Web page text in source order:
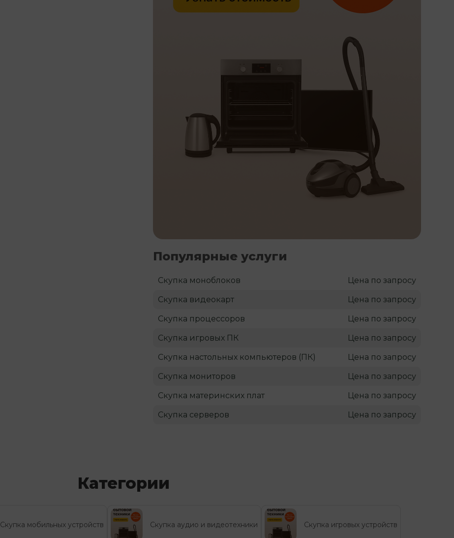
Популярные услуги
Скупка моноблоков Цена по запросу
Скупка видеокарт Цена по запросу
Скупка процессоров Цена по запросу
Скупка игровых ПК Цена по запросу
Скупка настольных компьютеров (ПК) Цена по запросу
Скупка мониторов Цена по запросу
Скупка материнских плат Цена по запросу
Скупка серверов Цена по запросу
Категории
Скупка мобильных устройств Скупка аудио и видеотехники Скупка игровых устройств